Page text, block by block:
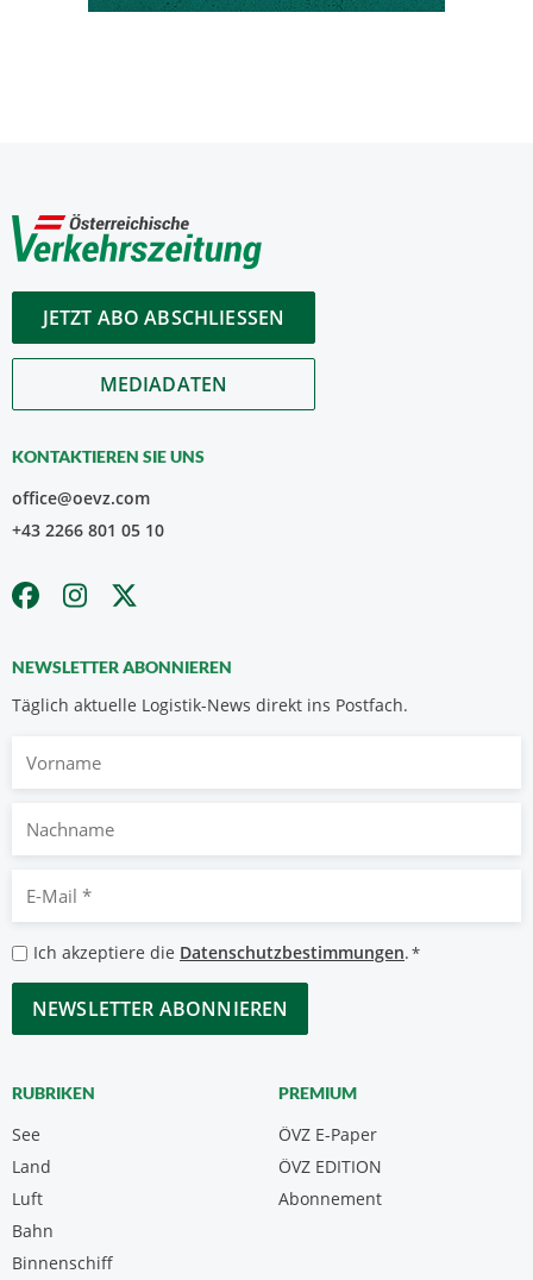
JETZT ABO ABSCHLIESSEN
MEDIADATEN
KONTAKTIEREN SIE UNS
office@oevz.com
+43 2266 801 05 10
NEWSLETTER ABONNIEREN
Täglich aktuelle Logistik-News direkt ins Postfach.
Nachname
Mail
*
Datenschutzbestimmungen
*
Ich akzeptiere die Datenschutzbestimmungen.*
CAPTCHA
RUBRIKEN
See
Land
Luft
Bahn
Binnenschiff
PREMIUM
ÖVZ E-Paper
Abonnement
ÖVZ EDITION